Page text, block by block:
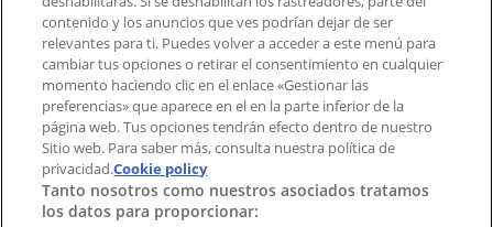
Índices
Marcas
Marcas locales
Negocios
Negocios cercanos
Productos
contenido y los anuncios que ves podrían dejar de ser
relevantes para ti. Puedes volver a acceder a este menú para
cambiar tus opciones o retirar el consentimiento en cualquier
momento haciendo clic en el enlace «Gestionar las
preferencias» que aparece en el en la parte inferior de la
página web. Tus opciones tendrán efecto dentro de nuestro
Sitio web. Para saber más, consulta nuestra política de
privacidad.Cookie policy
Tanto nosotros como nuestros asociados tratamos
los datos para proporcionar: